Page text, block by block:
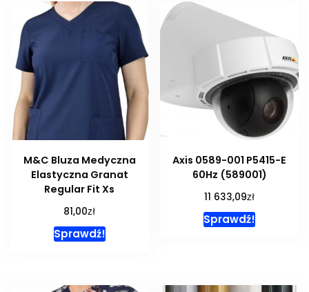
M&C Bluza Medyczna
Elastyczna Granat
Regular Fit Xs
81,00zł
Sprawdź!
Axis 0589-001 P5415-E
60Hz (589001)
11 633,09zł
Sprawdź!